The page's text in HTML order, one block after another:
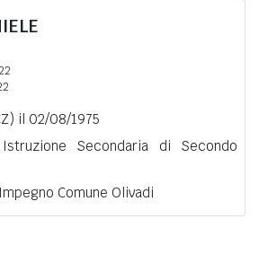
il 02/08/1975
Secondaria di Secondo
Comune Olivadi